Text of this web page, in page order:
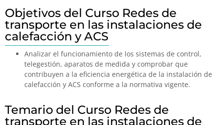
Objetivos del Curso Redes de
transporte en las instalaciones de
calefacción y ACS
Analizar el funcionamiento de los sistemas de control,
telegestión, aparatos de medida y comprobar que
contribuyen a la eficiencia energética de la instalación de
calefacción y ACS conforme a la normativa vigente.
Temario del Curso Redes de
transporte en las instalaciones de